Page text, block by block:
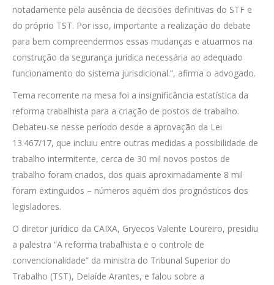
notadamente pela ausência de decisões definitivas do STF e
do próprio TST. Por isso, importante a realização do debate
para bem compreendermos essas mudanças e atuarmos na
construção da segurança jurídica necessária ao adequado
funcionamento do sistema jurisdicional.”, afirma o advogado.
Tema recorrente na mesa foi a insignificância estatística da
reforma trabalhista para a criação de postos de trabalho.
Debateu-se nesse período desde a aprovação da Lei
13.467/17, que incluiu entre outras medidas a possibilidade de
trabalho intermitente, cerca de 30 mil novos postos de
trabalho foram criados, dos quais aproximadamente 8 mil
foram extinguidos – números aquém dos prognósticos dos
legisladores.
O diretor jurídico da CAIXA, Gryecos Valente Loureiro, presidiu
a palestra “A reforma trabalhista e o controle de
convencionalidade” da ministra do Tribunal Superior do
Trabalho (TST), Delaíde Arantes, e falou sobre a